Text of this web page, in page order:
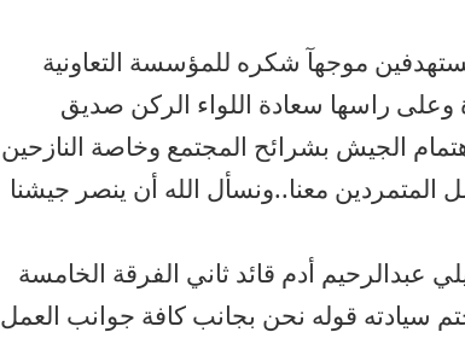
موجهآ شكره للمؤسسة التعاونية
وعلى راسها سعادة اللواء الركن صديق
الجيش بشرائح المجتمع وخاصة النازحين
معنا..ونسأل الله أن ينصر جيشنا
عبدالرحيم أدم قائد ثاني الفرقة الخامسة
سيادته قوله نحن بجانب كافة جوانب العمل